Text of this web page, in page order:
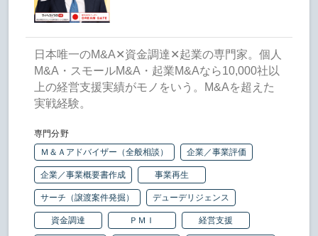
日本唯一のM&A✕資金調達✕起業の専門家。個人
M&A・スモールM&A・起業M&Aなら10,000社以
上の経営支援実績がモノをいう。M&Aを超えた
実戦経験。
専門分野
Ｍ＆Ａアドバイザー（全般相談）
企業／事業評価
企業／事業概要書作成 事業再生
サーチ（譲渡案件発掘） デューデリジェンス
資金調達 ＰＭＩ 経営支援